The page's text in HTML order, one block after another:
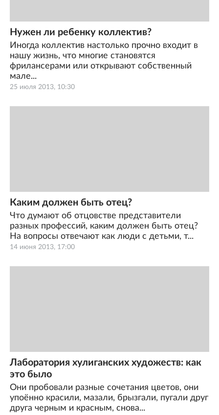
25 июля 2013, 10:30
Нужен ли ребенку коллектив?
Иногда коллектив настолько прочно входит в
нашу жизнь, что многие становятся
фрилансерами или открывают собственный
мале...
14 июня 2013, 17:00
Каким должен быть отец?
Что думают об отцовстве представители
разных профессий, каким должен быть отец?
На вопросы отвечают как люди с детьми, т...
Лаборатория хулиганских художеств: как
это было
Они пробовали разные сочетания цветов, они
упоённо красили, мазали, брызгали, пугали друг
друга черным и красным, снова...